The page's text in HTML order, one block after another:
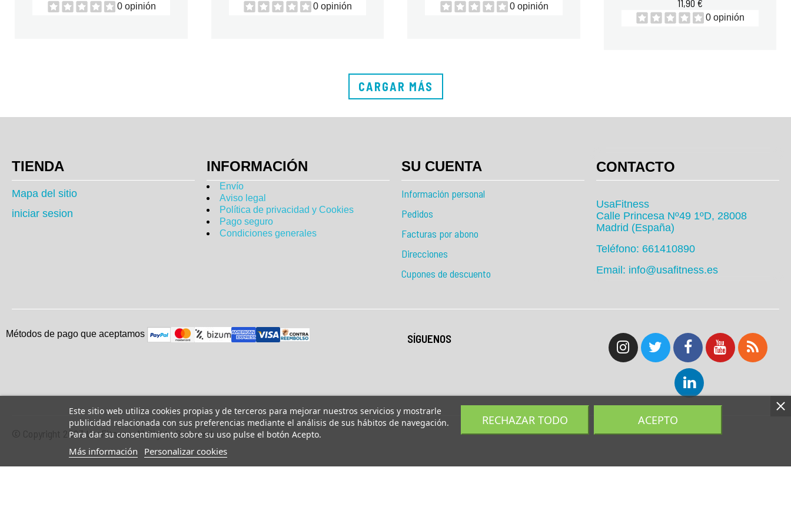
Este sitio web utiliza cookies propias y de terceros para mejorar nuestros servicios y mostrarle
publicidad relacionada con sus preferencias mediante el análisis de sus hábitos de navegación.
Para dar su consentimiento sobre su uso pulse el botón Acepto.
Más información Personalizar cookies
RECHAZAR TODO ACEPTO
0 opinión 0 opinión 0 opinión 11,90 €
0 opinión
CARGAR MÁS
TIENDA
Mapa del sitio
iniciar sesion
INFORMACIÓN
Envío
Aviso legal
Política de privacidad y Cookies
Pago seguro
Condiciones generales
SU CUENTA
Información personal
Pedidos
Facturas por abono
Direcciones
Cupones de descuento
CONTACTO
UsaFitness
Calle Princesa Nº49 1ºD, 28008
Madrid (España)
Teléfono: 661410890
Email: info@usafitness.es
Métodos de pago que aceptamos SÍGUENOS
© Copyright 2023 UsaFitness. All Rights Reserved.